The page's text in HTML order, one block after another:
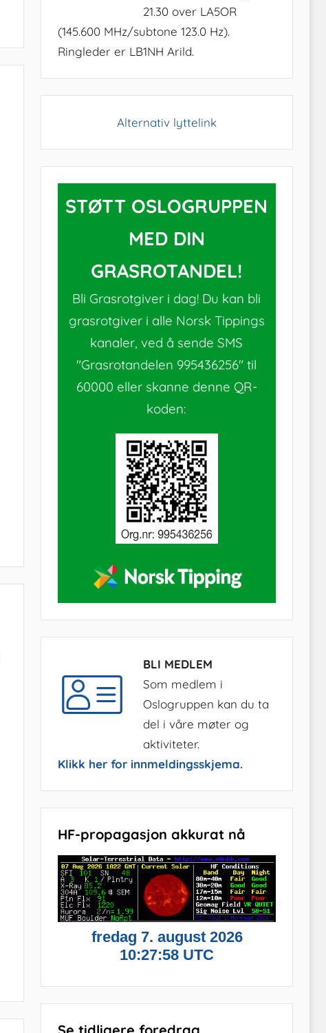
21.30 over LA5OR
(145.600 MHz/subtone 123.0 Hz).
Ringleder er LB1NH Arild.
Alternativ lyttelink
STØTT OSLOGRUPPEN
MED DIN
GRASROTANDEL!
Bli Grasrotgiver i dag! Du kan bli
grasrotgiver i alle Norsk Tippings
kanaler, ved å sende SMS
"Grasrotandelen 995436256" til
60000 eller skanne denne QR-
koden:
BLI MEDLEM
Som medlem i
Oslogruppen kan du ta
del i våre møter og
aktiviteter.
Klikk her for innmeldingsskjema.
HF-propagasjon akkurat nå